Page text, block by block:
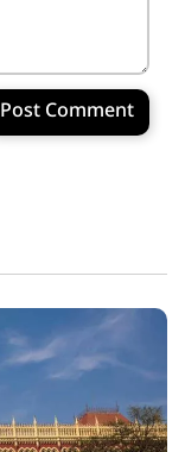
Post Comment